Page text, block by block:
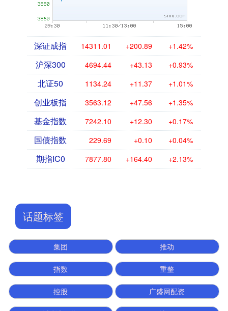
深证成指 14311.01 +200.89 +1.42%
沪深300 4694.44 +43.13 +0.93%
北证50 1134.24 +11.37 +1.01%
创业板指 3563.12 +47.56 +1.35%
基金指数 7242.10 +12.30 +0.17%
国债指数 229.69 +0.10 +0.04%
期指IC0 7877.80 +164.40 +2.13%
话题标签
集团 推动
指数 重整
控股 广盛网配资